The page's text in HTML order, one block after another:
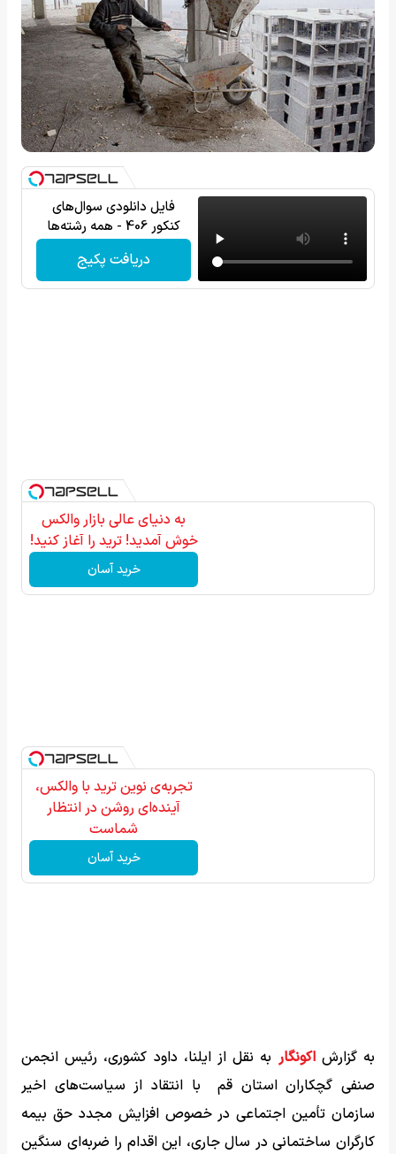
فایل دانلودی سوال‌های
کنکور 406 - همه رشته‌ها
دریافت پکیج
به دنیای عالی بازار والکس
خوش آمدید! ترید را آغاز کنید!
خرید آسان
تجربه‌ی نوین ترید با والکس،
آینده‌ای روشن در انتظار
شماست
خرید آسان
به گزارشاکونگار به نقل از ایلنا، داود کشوری، رئیس انجمن
صنفی گچکاران استان قم با انتقاد از سیاست‌های اخیر
سازمان تأمین اجتماعی در خصوص افزایش مجدد حق بیمه
کارگران ساختمانی در سال جاری، این اقدام را ضربه‌ای سنگین